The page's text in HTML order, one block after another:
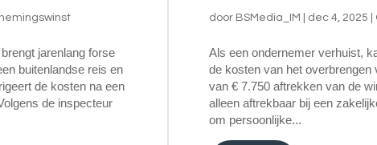
jarenlang forse
buitenlandse reis en
de kosten na een
de inspecteur
door BSMedia_IM dec 4, 2025
Als een ondernemer verhuist,
de kosten van het overbrengen
van € 7.750 aftrekken van de
alleen aftrekbaar bij een
om persoonlijke...